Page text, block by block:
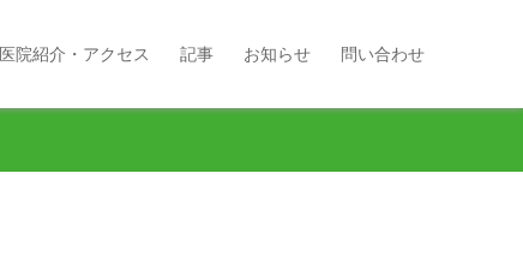
医院紹介・アクセス 記事 お知らせ 問い合わせ